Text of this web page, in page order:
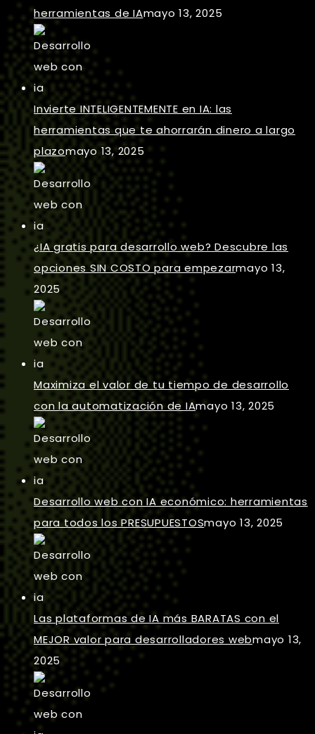
herramientas de IAmayo 13, 2025
Invierte INTELIGENTEMENTE en IA: las
herramientas que te ahorrarán dinero a largo
plazomayo 13, 2025
¿IA gratis para desarrollo web? Descubre las
opciones SIN COSTO para empezarmayo 13,
2025
Maximiza el valor de tu tiempo de desarrollo
con la automatización de IAmayo 13, 2025
Desarrollo web con IA económico: herramientas
para todos los PRESUPUESTOSmayo 13, 2025
Las plataformas de IA más BARATAS con el
MEJOR valor para desarrolladores webmayo 13,
2025